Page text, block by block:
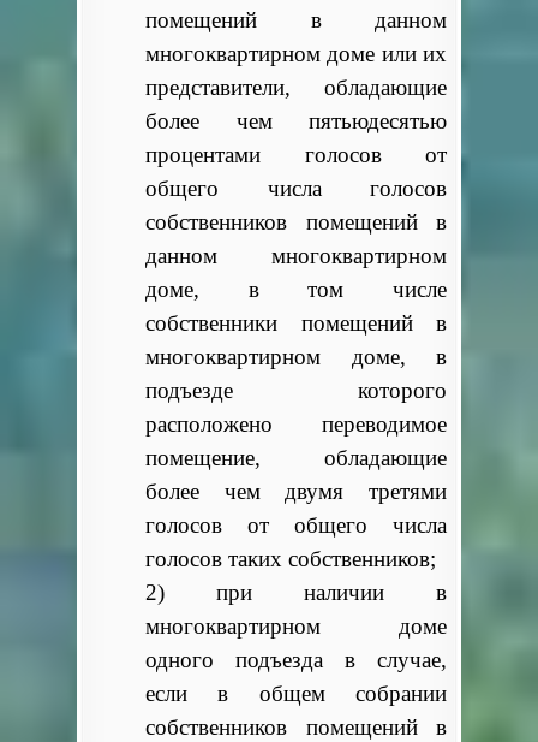
помещений в данном
многоквартирном доме или их
представители, обладающие
более чем пятьюдесятью
процентами голосов от
общего числа голосов
собственников помещений в
данном многоквартирном
доме, в том числе
собственники помещений в
многоквартирном доме, в
подъезде которого
расположено переводимое
помещение, обладающие
более чем двумя третями
голосов от общего числа
голосов таких собственников;
2) при наличии в
многоквартирном доме
одного подъезда в случае,
если в общем собрании
собственников помещений в